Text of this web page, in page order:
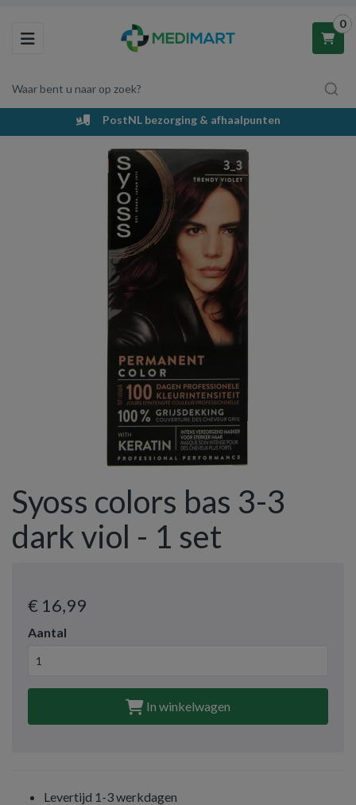
Toggle navigation
Waar bent u naar op zoek?
0
Winkelwagen
Uw winkelwagen is leeg.
Vul hem met producten.
PostNL bezorging & afhaalpunten
Syoss colors bas 3-3
dark viol - 1 set
€ 16,99
Aantal
In winkelwagen
Levertijd 1-3 werkdagen